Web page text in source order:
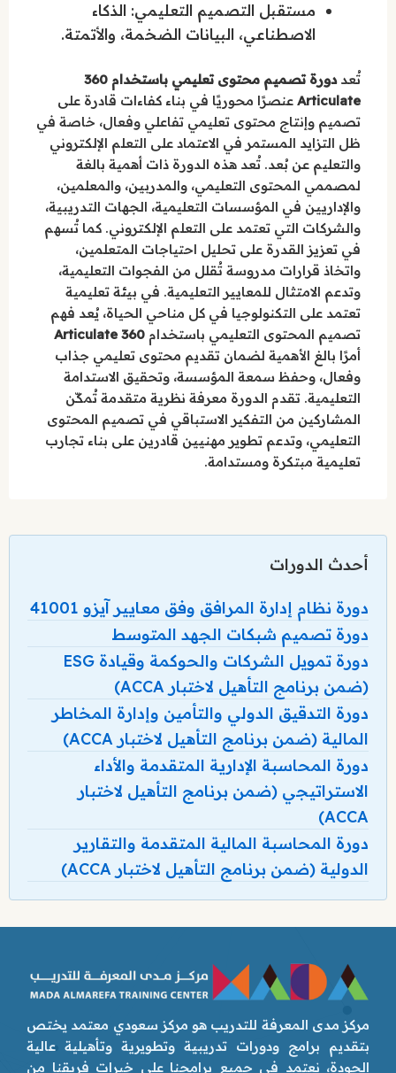
مستقبل التصميم التعليمي: الذكاء
الاصطناعي، البيانات الضخمة، والأتمتة.
تُعد
دورة تصميم محتوى تعليمي باستخدام 360
Articulate عنصرًا محوريًا في بناء كفاءات قادرة على
تصميم وإنتاج محتوى تعليمي تفاعلي وفعال، خاصة في
ظل التزايد المستمر في الاعتماد على التعلم الإلكتروني
والتعليم عن بُعد. تُعد هذه الدورة ذات أهمية بالغة
لمصممي المحتوى التعليمي، والمدربين، والمعلمين،
والإداريين في المؤسسات التعليمية، الجهات التدريبية،
والشركات التي تعتمد على التعلم الإلكتروني. كما تُسهم
في تعزيز القدرة على تحليل احتياجات المتعلمين،
واتخاذ قرارات مدروسة تُقلل من الفجوات التعليمية،
وتدعم الامتثال للمعايير التعليمية. في بيئة تعليمية
تعتمد على التكنولوجيا في كل مناحي الحياة، يُعد فهم
تصميم المحتوى التعليمي باستخدام Articulate 360
أمرًا بالغ الأهمية لضمان تقديم محتوى تعليمي جذاب
وفعال، وحفظ سمعة المؤسسة، وتحقيق الاستدامة
التعليمية. تقدم الدورة معرفة نظرية متقدمة تُمكّن
المشاركين من التفكير الاستباقي في تصميم المحتوى
التعليمي، وتدعم تطوير مهنيين قادرين على بناء تجارب
تعليمية مبتكرة ومستدامة.
أحدث الدورات
دورة نظام إدارة المرافق وفق معايير آيزو 41001
دورة تصميم شبكات الجهد المتوسط
دورة تمويل الشركات والحوكمة وقيادة ESG
(ضمن برنامج التأهيل لاختبار ACCA)
دورة التدقيق الدولي والتأمين وإدارة المخاطر
المالية (ضمن برنامج التأهيل لاختبار ACCA)
دورة المحاسبة الإدارية المتقدمة والأداء
الاستراتيجي (ضمن برنامج التأهيل لاختبار
ACCA)
دورة المحاسبة المالية المتقدمة والتقارير
الدولية (ضمن برنامج التأهيل لاختبار ACCA)
مركز مدى المعرفة للتدريب هو مركز سعودي معتمد يختص
بتقديم برامج ودورات تدريبية وتطويرية وتأهيلية عالية
الجودة، نعتمد في جميع برامجنا على خبرات فريقنا من